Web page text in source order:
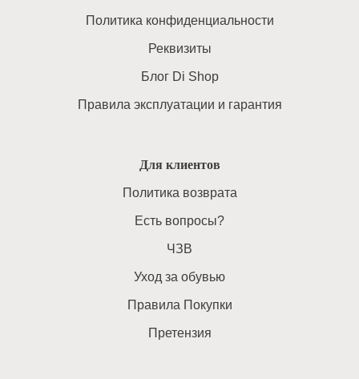
Политика конфиденциальности
Реквизиты
Блог Di Shop
Правила эксплуатации и гарантия
Для клиентов
Политика возврата
Есть вопросы?
ЧЗВ
Уход за обувью
Правила Покупки
Претензия